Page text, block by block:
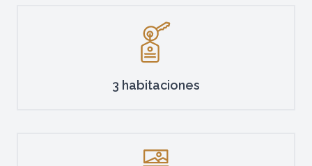
3 habitaciones